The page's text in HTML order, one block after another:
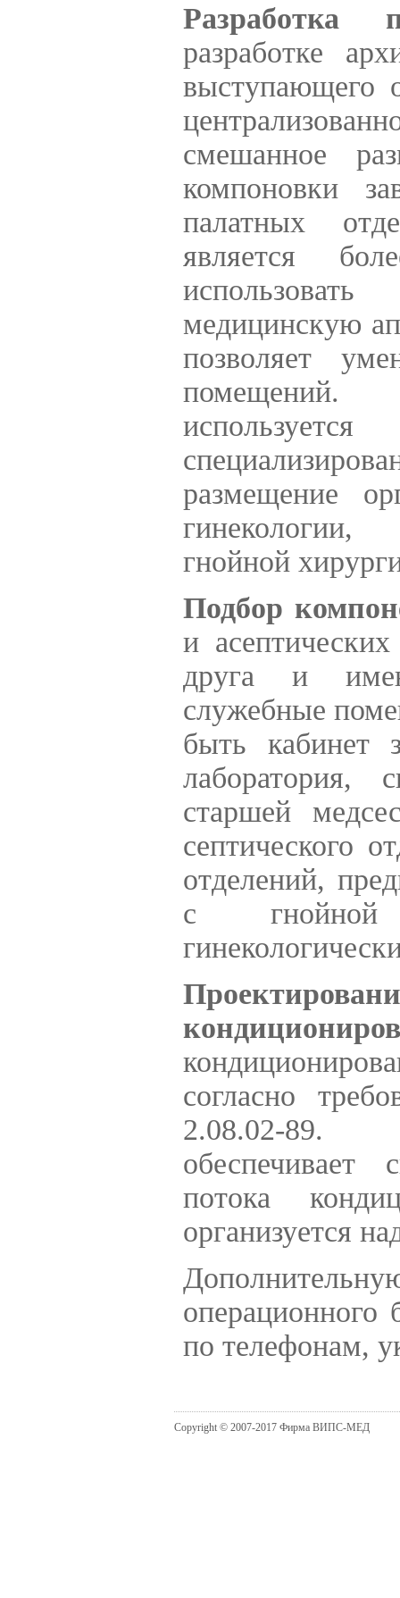
Разработка
разработке
выступающего
смешанное
компоновки
палатных
является
медицинскую
позволяет
помещений.
размещение
гинекологии,
гнойной
Подбор
и
друга и
служебные
быть кабинет
лаборатория,
старшей
септического
отделений,
с гнойной
согласно
2.08.02-89.
обеспечивает
потока
организуется
операционного
по телефонам,
Copyright © 2007-2017 Фирма ВИПС-МЕД